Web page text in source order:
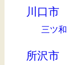
川口市
三ツ和
所沢市